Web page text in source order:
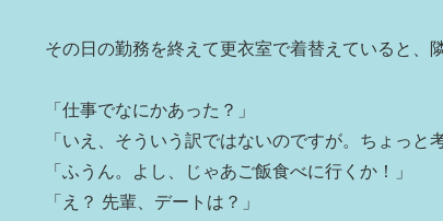
その日の勤務を終えて更衣室で着替えていると、
「仕事でなにかあった？」
「いえ、そういう訳ではないのですが。ちょっ
「ふうん。よし、じゃあご飯食べに行くか！」
「え？ 先輩、デートは？」